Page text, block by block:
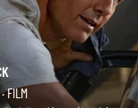
· FILM